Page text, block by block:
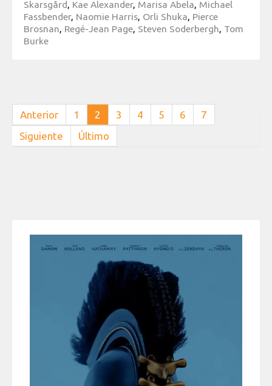
Skarsgård, Kae Alexander, Marisa Abela, Michael
Fassbender, Naomie Harris, Orli Shuka, Pierce
Brosnan, Regé-Jean Page, Steven Soderbergh, Tom
Burke
Anterior 1 2 3 4 5 6
7
Siguiente
Último